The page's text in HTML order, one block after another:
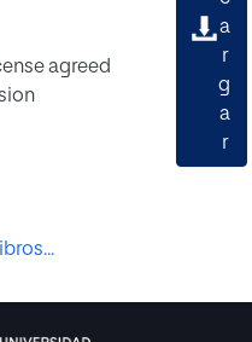
agreed
a
r
g
a
r